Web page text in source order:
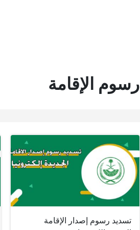
رسوم الإقامة
تسديد رسوم إصدار الإقامة